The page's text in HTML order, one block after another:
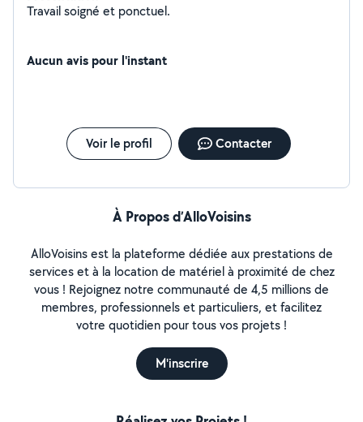
Travail soigné et ponctuel.
Aucun avis pour l'instant
Voir le profil Contacter
À Propos d’AlloVoisins
AlloVoisins est la plateforme dédiée aux prestations de
services et à la location de matériel à proximité de chez
vous ! Rejoignez notre communauté de 4,5 millions de
membres, professionnels et particuliers, et facilitez
votre quotidien pour tous vos projets !
M'inscrire